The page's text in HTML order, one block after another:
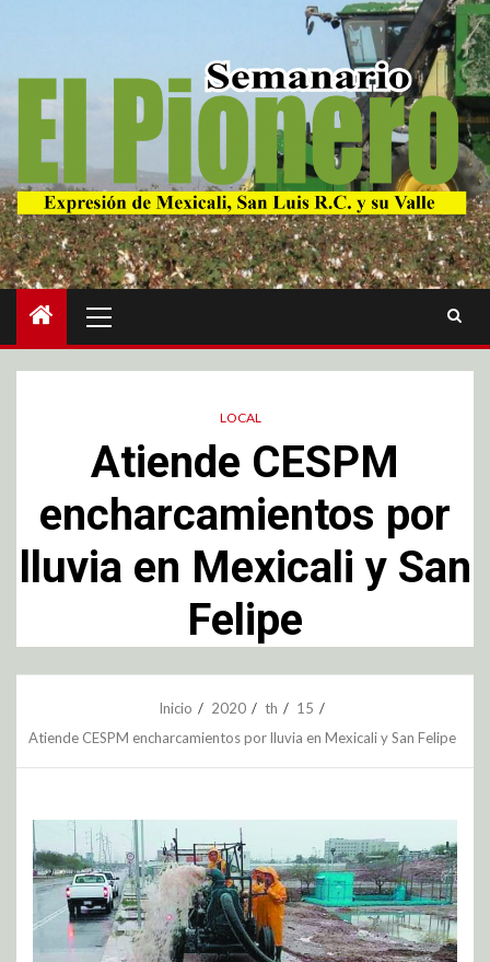
LOCAL
Atiende CESPM
encharcamientos por
lluvia en Mexicali y San
Felipe
Inicio 2020 th
15
Atiende CESPM encharcamientos por lluvia en Mexicali y San Felipe